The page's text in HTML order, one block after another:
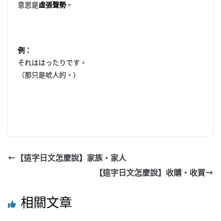
意思是虛張聲勢。
例：
それははったりです。
（那只是唬人的。）
【這字日文怎麼說】家族・家人
【這字日文怎麼說】收購・收買
相關文章